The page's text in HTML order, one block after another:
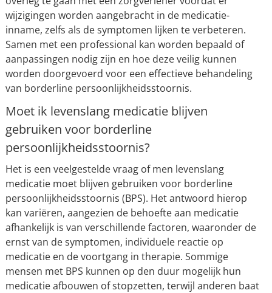
wijzigingen worden aangebracht in de medicatie-
inname, zelfs als de symptomen lijken te verbeteren.
Samen met een professional kan worden bepaald of
aanpassingen nodig zijn en hoe deze veilig kunnen
worden doorgevoerd voor een effectieve behandeling
van borderline persoonlijkheidsstoornis.
Moet ik levenslang medicatie blijven
gebruiken voor borderline
persoonlijkheidsstoornis?
Het is een veelgestelde vraag of men levenslang
medicatie moet blijven gebruiken voor borderline
persoonlijkheidsstoornis (BPS). Het antwoord hierop
kan variëren, aangezien de behoefte aan medicatie
afhankelijk is van verschillende factoren, waaronder de
ernst van de symptomen, individuele reactie op
medicatie en de voortgang in therapie. Sommige
mensen met BPS kunnen op den duur mogelijk hun
medicatie afbouwen of stopzetten, terwijl anderen baat